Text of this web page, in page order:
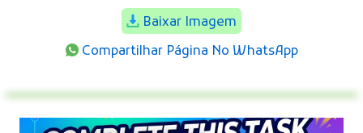
Baixar Imagem
Compartilhar Página No WhatsApp